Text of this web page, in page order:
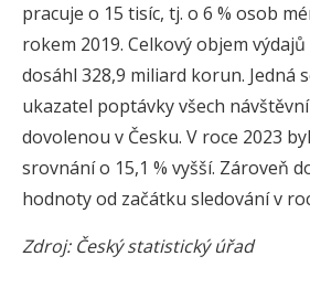
pracuje o 15 tisíc, tj. o 6 % osob
rokem 2019. Celkový objem
dosáhl 328,9 miliard korun. Jedná
ukazatel poptávky všech
dovolenou v Česku. V roce 2023
srovnání o 15,1 % vyšší. Zároveň
hodnoty od začátku sledování v
Zdroj: Český statistický úřad